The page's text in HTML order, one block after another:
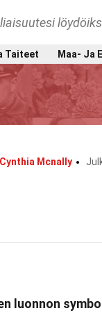
Taiteet Maa- Ja
Cynthia Mcnally
luonnon